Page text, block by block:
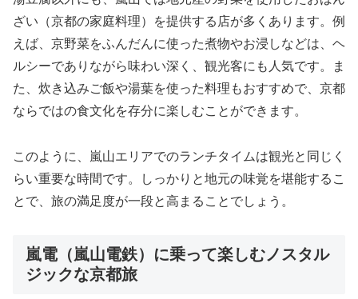
ざい（京都の家庭料理）を提供する店が多くあります。例
えば、京野菜をふんだんに使った煮物やお浸しなどは、ヘ
ルシーでありながら味わい深く、観光客にも人気です。ま
た、炊き込みご飯や湯葉を使った料理もおすすめで、京都
ならではの食文化を存分に楽しむことができます。
このように、嵐山エリアでのランチタイムは観光と同じく
らい重要な時間です。しっかりと地元の味覚を堪能するこ
とで、旅の満足度が一段と高まることでしょう。
嵐電（嵐山電鉄）に乗って楽しむノスタル
ジックな京都旅